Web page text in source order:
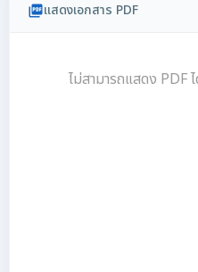
picture_as_pdfแสดงเอกสาร PDF
ไม่สามารถแสดง